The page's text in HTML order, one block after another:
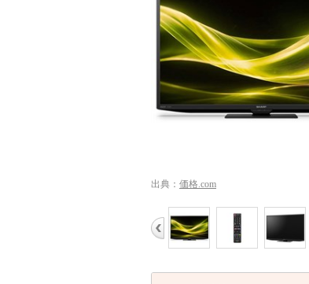
出典： 価格.com